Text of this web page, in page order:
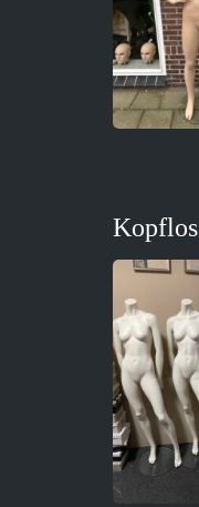
Kopflos